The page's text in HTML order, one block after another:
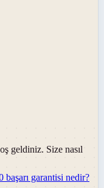
geldiniz. Size nasıl
başarı garantisi nedir?